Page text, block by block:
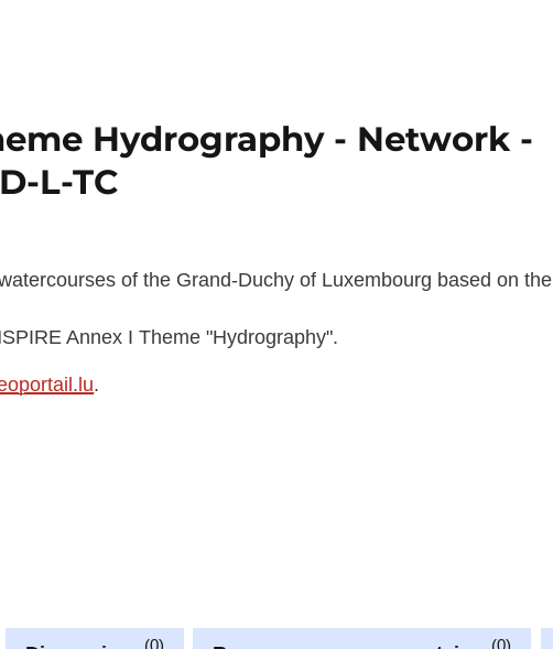
Hydrography - Network -
L-TC
of the Grand-Duchy of Luxembourg based on the
Annex I Theme "Hydrography".
.